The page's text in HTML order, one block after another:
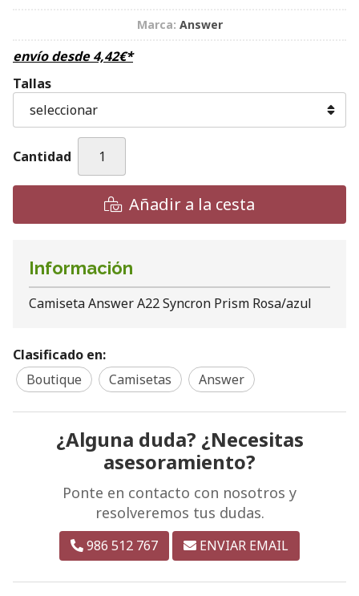
Marca: Answer
envío desde4,42€*
Tallas
Cantidad
Añadir a la cesta
Información
Camiseta Answer A22 Syncron Prism Rosa/azul
Clasificado en:
Boutique
Camisetas Answer
¿Alguna duda? ¿Necesitas
asesoramiento?
Ponte en contacto con nosotros y
resolveremos tus dudas.
986 512 767 ENVIAR EMAIL